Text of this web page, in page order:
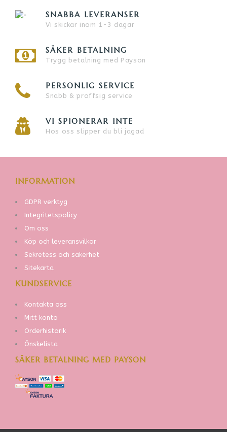
SNABBA LEVERANSER
Vi skickar inom 1-3 dagar
SÄKER BETALNING
Trygg betalning med Payson
PERSONLIG SERVICE
Snabb & proffsig service
VI SPIONERAR INTE
Hos oss slipper du bli jagad
INFORMATION
GDPR verktyg
Integritetspolicy
Om oss
Köp och leveransvilkor
Sekretess och säkerhet
Sitekarta
KUNDSERVICE
Kontakta oss
Mitt konto
Orderhistorik
Önskelista
SÄKER BETALNING MED PAYSON